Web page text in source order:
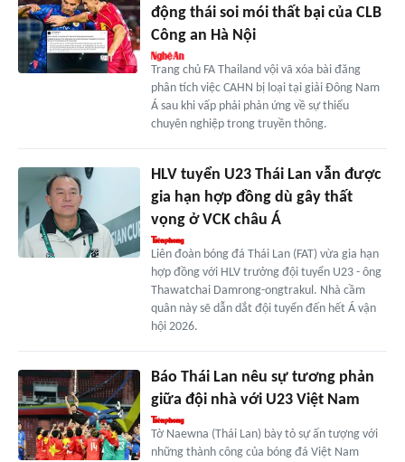
động thái soi mói thất bại của CLB
Công an Hà Nội
Trang chủ FA Thailand vội vã xóa bài đăng
phân tích việc CAHN bị loại tại giải Đông Nam
Á sau khi vấp phải phản ứng về sự thiếu
chuyên nghiệp trong truyền thông.
HLV tuyển U23 Thái Lan vẫn được
gia hạn hợp đồng dù gây thất
vọng ở VCK châu Á
Liên đoàn bóng đá Thái Lan (FAT) vừa gia hạn
hợp đồng với HLV trưởng đội tuyển U23 - ông
Thawatchai Damrong-ongtrakul. Nhà cầm
quân này sẽ dẫn dắt đội tuyển đến hết Á vận
hội 2026.
Báo Thái Lan nêu sự tương phản
giữa đội nhà với U23 Việt Nam
Tờ Naewna (Thái Lan) bày tỏ sự ấn tượng với
những thành công của bóng đá Việt Nam